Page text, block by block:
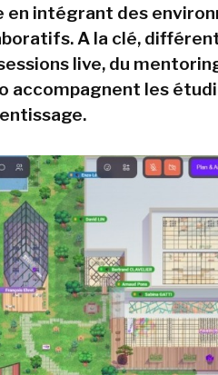
en intégrant des
A la clé,
live, du
accompagnent les